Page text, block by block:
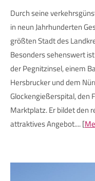
Durch seine
in neun Jahrhunderten
größten Stadt des
Besonders sehenswert
der Pegnitzinsel, einem
Hersbrucker und dem
Glockengießerspital, den
Marktplatz. Er bildet den
attraktives Angebot.... [